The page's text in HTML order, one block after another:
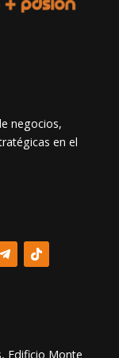
negocios,
en el
Edificio Monte